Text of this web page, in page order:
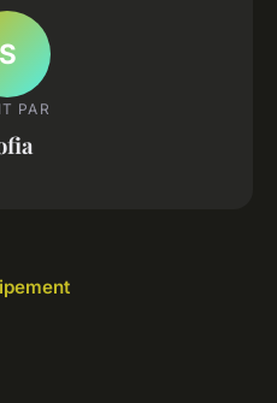
S
PAR